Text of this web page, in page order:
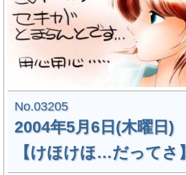
No.03205
2004年5月6日(木曜日)
【けほけほ…だってさ】